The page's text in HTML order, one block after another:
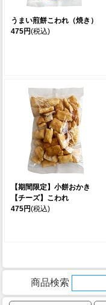
うまい煎餅こわれ（焼き）
475円(税込)
【期間限定】小餅おかき
【チーズ】こわれ
475円(税込)
商品検索